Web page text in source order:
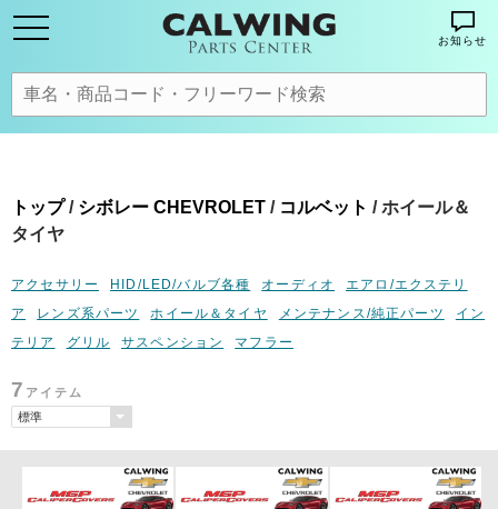
お知らせ
トップ/ シボレー CHEVROLET / コルベット / ホイール＆
タイヤ
アクセサリー HID/LED/バルブ各種 オーディオ
エアロ/エクステリ
ア
レンズ系パーツ ホイール＆タイヤ メンテナンス/純正パーツ
イン
テリア
グリル サスペンション マフラー
7 アイテム